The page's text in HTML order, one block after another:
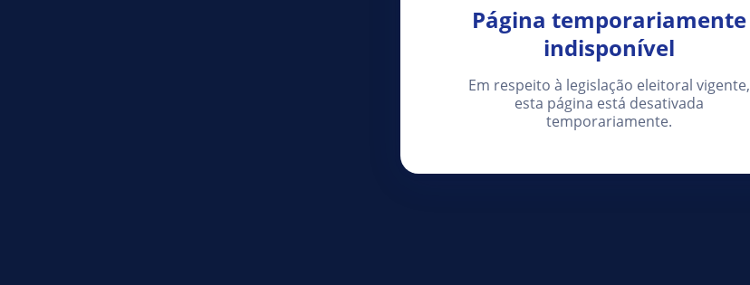
Página temporariamente
indisponível
Em respeito à legislação eleitoral vigente,
esta página está desativada
temporariamente.